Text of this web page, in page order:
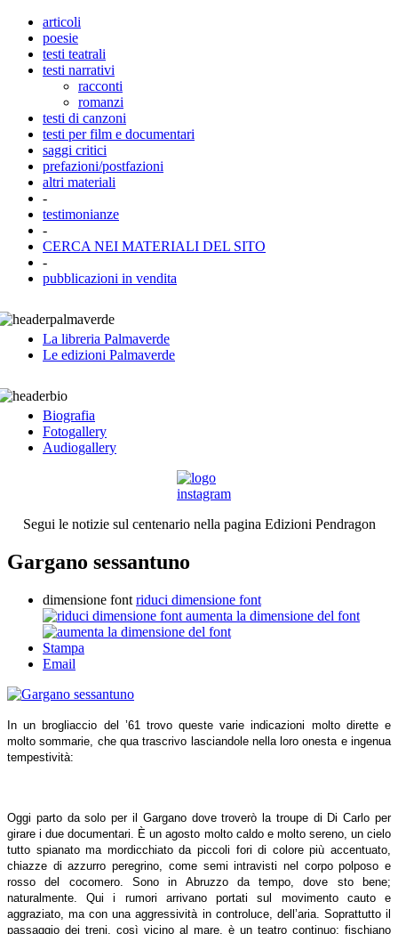
articoli
poesie
testi teatrali
testi narrativi
racconti
romanzi
testi di canzoni
testi per film e documentari
saggi critici
prefazioni/postfazioni
altri materiali
-
testimonianze
-
CERCA NEI MATERIALI DEL SITO
-
pubblicazioni in vendita
La libreria Palmaverde
Le edizioni Palmaverde
Biografia
Fotogallery
Audiogallery
Segui le notizie sul centenario nella pagina Edizioni Pendragon
Gargano sessantuno
dimensione font riduci dimensione font
aumenta la dimensione del font
Stampa
Email
In un brogliaccio del ’61 trovo queste varie indicazioni molto dirette e
molto sommarie, che qua trascrivo lasciandole nella loro onesta e ingenua
tempestività:
Oggi parto da solo per il Gargano dove troverò la troupe di Di Carlo per
girare i due documentari. È un agosto molto caldo e molto sereno, un cielo
tutto spianato ma mordicchiato da piccoli fori di colore più accentuato,
chiazze di azzurro peregrino, come semi intravisti nel corpo polposo e
rosso del cocomero. Sono in Abruzzo da tempo, dove sto bene;
naturalmente. Qui i rumori arrivano portati sul movimento cauto e
aggraziato, ma con una aggressività in controluce, dell’aria. Soprattutto il
passaggio dei treni, così vicino al mare, è un teatro continuo; fischiano